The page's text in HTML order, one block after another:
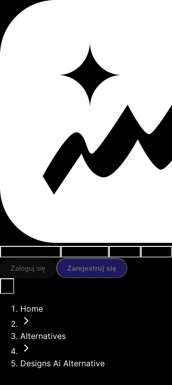
Zaloguj się Zarejestruj się
Home
Alternatives
Designs Ai Alternative